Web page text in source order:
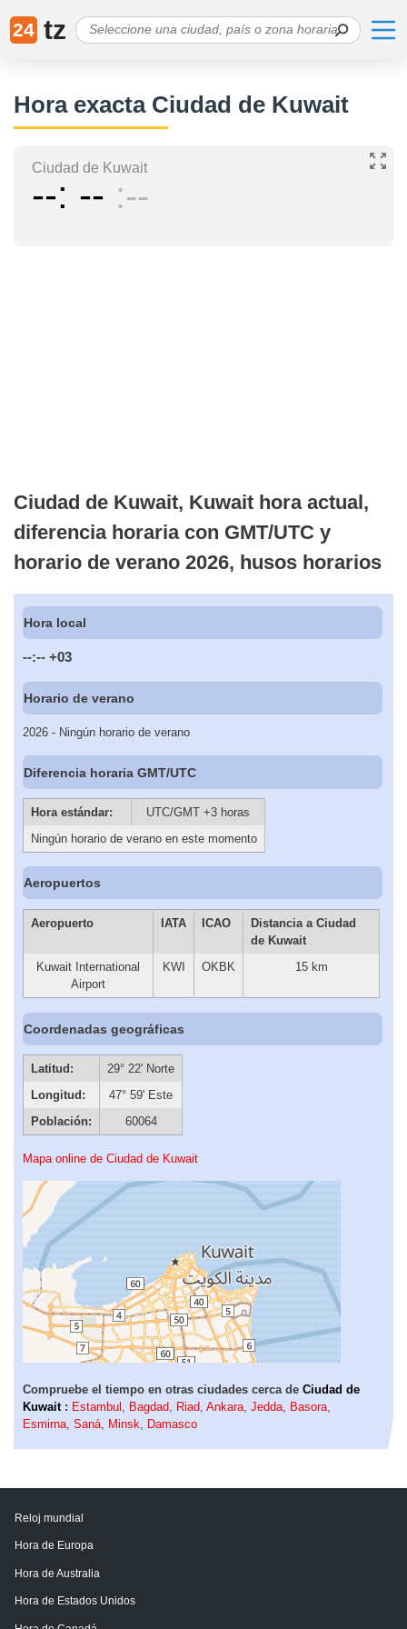
24 tz
Hora exacta Ciudad de Kuwait
Ciudad de Kuwait
-- -- --
Ciudad de Kuwait, Kuwait hora actual,
diferencia horaria con GMT/UTC y
horario de verano 2026, husos horarios
Hora local
--:-- +03
Horario de verano
2026 - Ningún horario de verano
Diferencia horaria GMT/UTC
Hora estándar:
UTC/GMT +3 horas
Ningún horario de verano en este momento
Aeropuertos
Aeropuerto IATA ICAO
Distancia a Ciudad
de Kuwait
Kuwait International
Airport
KWI OKBK 15 km
Coordenadas geográficas
Latitud:
29° 22' Norte
Longitud:
47° 59' Este
Población:
60064
Mapa online de Ciudad de Kuwait
Compruebe el tiempo en otras ciudades cerca de Ciudad de
Kuwait: Estambul , Bagdad, Riad, Ankara, Jedda, Basora,
Esmirna, Saná, Minsk, Damasco
Reloj mundial
Hora de Europa
Hora de Australia
Hora de Estados Unidos